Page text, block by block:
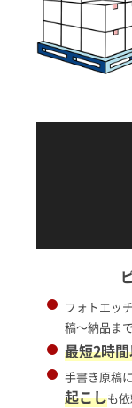
フォトエッ
稿～納品ま
最短2時
手書き原稿
起こしも